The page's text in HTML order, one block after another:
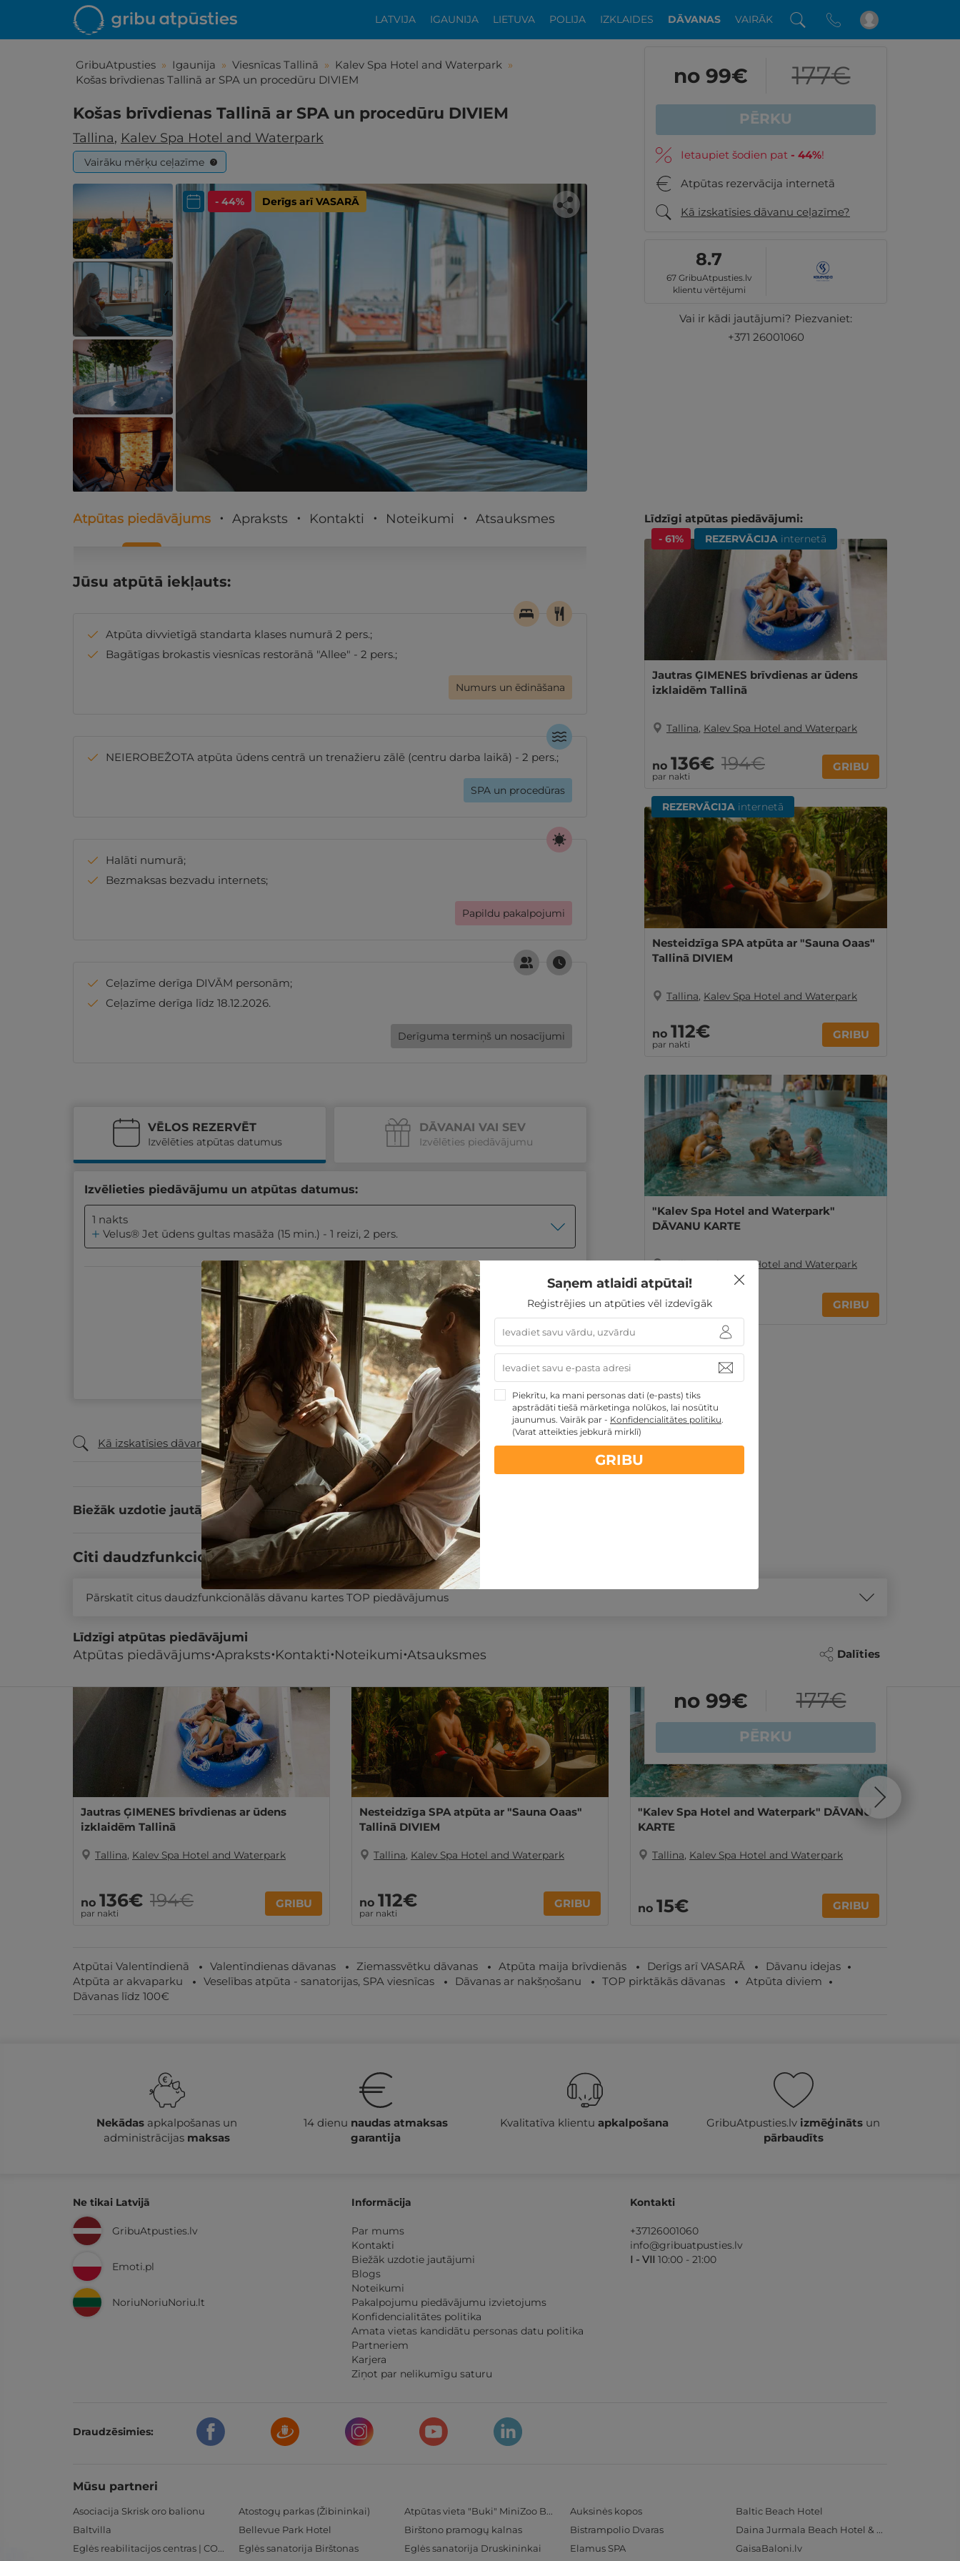
LATVIJA IGAUNIJA LIETUVA POLIJA IZKLAIDES DĀVANAS VAIRĀK
GribuAtpusties » Igaunija » Viesnīcas Tallinā » Kalev Spa Hotel and Waterpark »
Košas brīvdienas Tallinā ar SPA un procedūru DIVIEM
Košas brīvdienas Tallinā ar SPA un procedūru DIVIEM
Tallina, Kalev Spa Hotel and Waterpark
Vairāku mērķu ceļazīme ?
- 44% Derīgs arī VASARĀ
Iepatikās šis piedāvājums?
Līdz brīnišķīgai atpūtai atlikuši tikai daži soļi
PĒRKU
no 99€ 177€
PĒRKU
Ietaupiet šodien pat - 44%!
Atpūtas rezervācija internetā
Kā izskatīsies dāvanu ceļazīme?
8.7
67 GribuAtpusties.lv
klientu vērtējumi
Vai ir kādi jautājumi? Piezvaniet:
+371 26001060
Atpūtas piedāvājums Apraksts Kontakti Noteikumi Atsauksmes
Jūsu atpūtā iekļauts:
Atpūta divvietīgā standarta klases numurā 2 pers.;
Bagātīgas brokastis viesnīcas restorānā "Allee" - 2 pers.;
Numurs un ēdināšana
NEIEROBEŽOTA atpūta ūdens centrā un trenažieru zālē (centru darba laikā) - 2 pers.;
SPA un procedūras
Halāti numurā;
Bezmaksas bezvadu internets;
Papildu pakalpojumi
Ceļazīme derīga DIVĀM personām;
Ceļazīme derīga līdz 18.12.2026.
Derīguma termiņš un nosacījumi
VĒLOS REZERVĒT
Izvēlēties atpūtas datumus
DĀVANAI VAI SEV
Izvēlēties piedāvājumu
Izvēlieties piedāvājumu un atpūtas datumus:
1 nakts
Velus® Jet ūdens gultas masāža (15 min.) - 1 reizi, 2 pers.
PĒRKU
Kā izskatīsies dāvanu ceļazīme?
Biežāk uzdotie jautājumi
Atpūtas piedāvājums Apraksts Kontakti Noteikumi Atsauksmes Dalīties
no 99€ 177€
PĒRKU
Līdzīgi atpūtas piedāvājumi:
- 61% REZERVĀCIJA internetā
Jautras ĢIMENES brīvdienas ar ūdens
izklaidēm Tallinā
Tallina, Kalev Spa Hotel and Waterpark
no 136€
par nakti
194€ GRIBU
REZERVĀCIJA internetā
Nesteidzīga SPA atpūta ar "Sauna Oaas"
Tallinā DIVIEM
Tallina, Kalev Spa Hotel and Waterpark
no 112€
par nakti
GRIBU
"Kalev Spa Hotel and Waterpark"
DĀVANU KARTE
Tallina,Kalev Spa Hotel and Waterpark
no15€ GRIBU
Citi daudzfunkcionālās dāvanu kartes piedāvājumi:
Pārskatīt citus daudzfunkcionālās dāvanu kartes TOP piedāvājumus
Līdzīgi atpūtas piedāvājumi
Jautras ĢIMENES brīvdienas ar ūdens
izklaidēm Tallinā
Tallina, Kalev Spa Hotel and Waterpark
no 136€
par nakti
194€ GRIBU
Nesteidzīga SPA atpūta ar "Sauna Oaas"
Tallinā DIVIEM
Tallina, Kalev Spa Hotel and Waterpark
no 112€
par nakti
GRIBU
"Kalev Spa Hotel and Waterpark" DĀVANU
KARTE
Tallina, Kalev Spa Hotel and Waterpark
no 15€ GRIBU
Atpūtai Valentīndienā Valentīndienas dāvanas Ziemassvētku dāvanas Atpūta maija brīvdienās Derīgs arī VASARĀ
Dāvanu idejas
Atpūta ar akvaparku
Veselības atpūta - sanatorijas, SPA viesnīcas Dāvanas ar nakšņošanu TOP pirktākās dāvanas
Atpūta diviem
Dāvanas līdz 100€
Nekādasapkalpošanas un
administrācijas maksas
14 dienu naudas atmaksas
garantija
Kvalitatīva klientuapkalpošana GribuAtpusties.lv izmēģināts un
pārbaudīts
Ne tikai Latvijā
GribuAtpusties.lv
Emoti.pl
NoriuNoriuNoriu.lt
Informācija
Par mums
Kontakti
Biežāk uzdotie jautājumi
Blogs
Noteikumi
Pakalpojumu piedāvājumu izvietojums
Konfidencialitātes politika
Amata vietas kandidātu personas datu politika
Partneriem
Karjera
Ziņot par nelikumīgu saturu
Kontakti
+37126001060
info@gribuatpusties.lv
I - VII 10:00 - 21:00
Draudzēsimies:
Mūsu partneri
Asociacija Skrisk oro balionu Atostogų parkas (Žibininkai) Atpūtas vieta "Buki" MiniZoo BUKS Auksinės kopos
Baltic Beach Hotel
Baltvilla
Bellevue Park Hotel Birštono pramogų kalnas Bistrampolio Dvaras
Daina Jurmala Beach Hotel & SPA
Eglės reabilitacijos centras | CORE
Eglės sanatorija Birštonas Eglės sanatorija Druskininkai Elamus SPA GaisaBaloni.lv
Saņem atlaidi atpūtai!
Reģistrējies un atpūties vēl izdevīgāk
Piekrītu, ka mani personas dati (e-pasts) tiks
apstrādāti tiešā mārketinga nolūkos, lai nosūtītu
jaunumus. Vairāk par - Konfidencialitātes politiku.
(Varat atteikties jebkurā mirklī)
GRIBU